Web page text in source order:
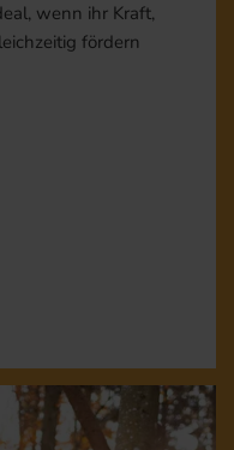
wenn ihr Kraft,
fördern